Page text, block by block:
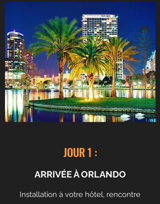
JOUR 1 :
ARRIVÉE À ORLANDO
Installation à votre hôtel, rencontre